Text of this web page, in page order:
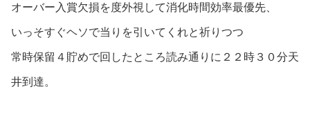
オーバー入賞欠損を度外視して消化時間効率最優先、
いっそすぐヘソで当りを引いてくれと祈りつつ
常時保留４貯めで回したところ読み通りに２２時３０分天
井到達。